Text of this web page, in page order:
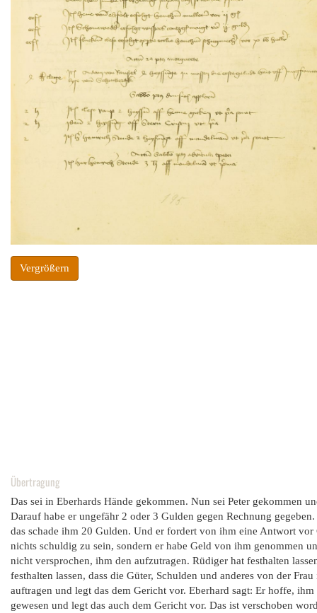
Vergrößern
Übertragung
Das sei in Eberhards Hände gekommen. Nun sei Peter gekommen
Darauf habe er ungefähr 2 oder 3 Gulden gegen Rechnung
das schade ihm 20 Gulden. Und er fordert von ihm eine Antwort
nichts schuldig zu sein, sondern er habe Geld von ihm genommen
nicht versprochen, ihm den aufzutragen. Rüdiger hat festhalten
festhalten lassen, dass die Güter, Schulden und anderes von der
auftragen und legt das dem Gericht vor. Eberhard sagt: Er hoffe,
gewesen und legt das auch dem Gericht vor. Das ist verschoben